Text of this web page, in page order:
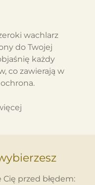
wachlarz
do Twojej
każdy
co zawierają w
przed błędem: